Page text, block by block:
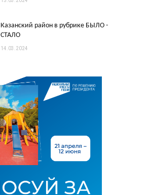
Казанский район в рубрике БЫЛО -
СТАЛО
14.03.2024